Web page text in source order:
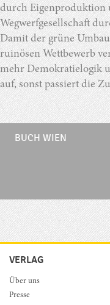
durch Eigenproduktion
Wegwerfgesellschaft
Damit der grüne
ruinösen Wettbewerb
mehr Demokratielogik
auf, sonst passiert die
BUCH WIEN
VERLAG
Über uns
Presse